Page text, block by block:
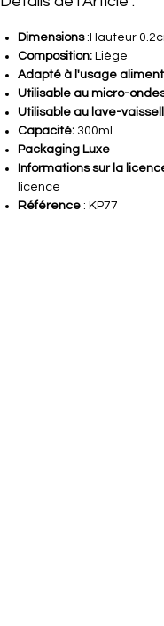
Dimensions:Hauteur
Composition: Liège
Adapté à l'usage
Utilisable au micro-
Utilisable au lave-
Capacité: 300ml
Packaging Luxe
Informations sur la
licence
Référence : KP77